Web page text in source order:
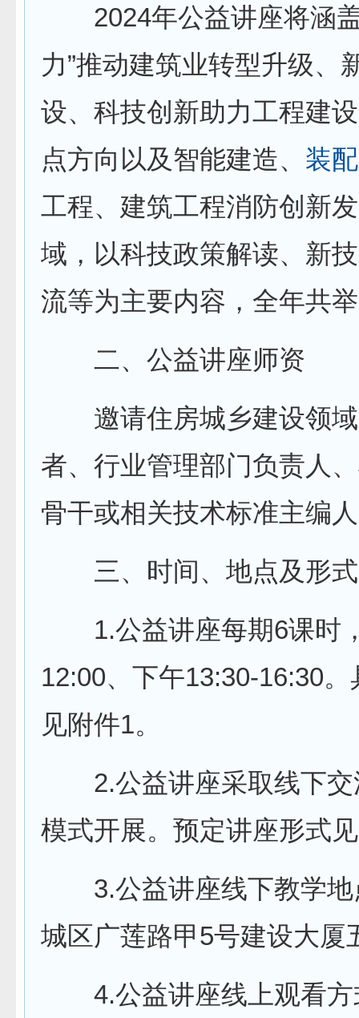
2024年公益讲座将涵盖
力”推动建筑业转型升级、
设、科技创新助力工程建
点方向以及智能建造、 装
工程、建筑工程消防创新
域，以科技政策解读、新
流等为主要内容，全年共
二、公益讲座师资
邀请住房城乡建设领域
者、行业管理部门负责人
骨干或相关技术标准主编
三、时间、地点及形式
1.公益讲座每期6课时
12:00、下午13:30-16:30
见附件1。
2.公益讲座采取线下交
模式开展。预定讲座形式
3.公益讲座线下教学地
城区广莲路甲5号建设大厦
4.公益讲座线上观看方